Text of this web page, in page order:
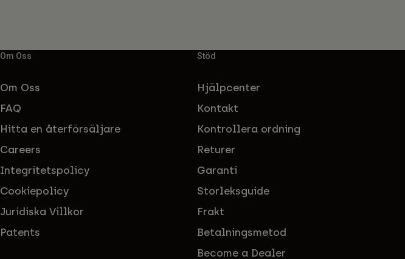
Om Oss
Om Oss
FAQ
Hitta en återförsäljare
Careers
Integritetspolicy
Cookiepolicy
Juridiska Villkor
Patents
Stöd
Hjälpcenter
Kontakt
Kontrollera ordning
Returer
Garanti
Storleksguide
Frakt
Betalningsmetod
Become a Dealer